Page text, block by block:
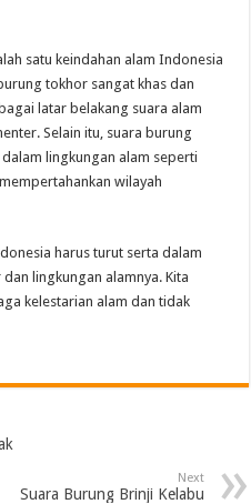
satu keindahan alam Indonesia
tokhor sangat khas dan
latar belakang suara alam
Selain itu, suara burung
lingkungan alam seperti
wilayah
harus turut serta dalam
lingkungan alamnya. Kita
kelestarian alam dan tidak
Next
Suara Burung Brinji Kelabu